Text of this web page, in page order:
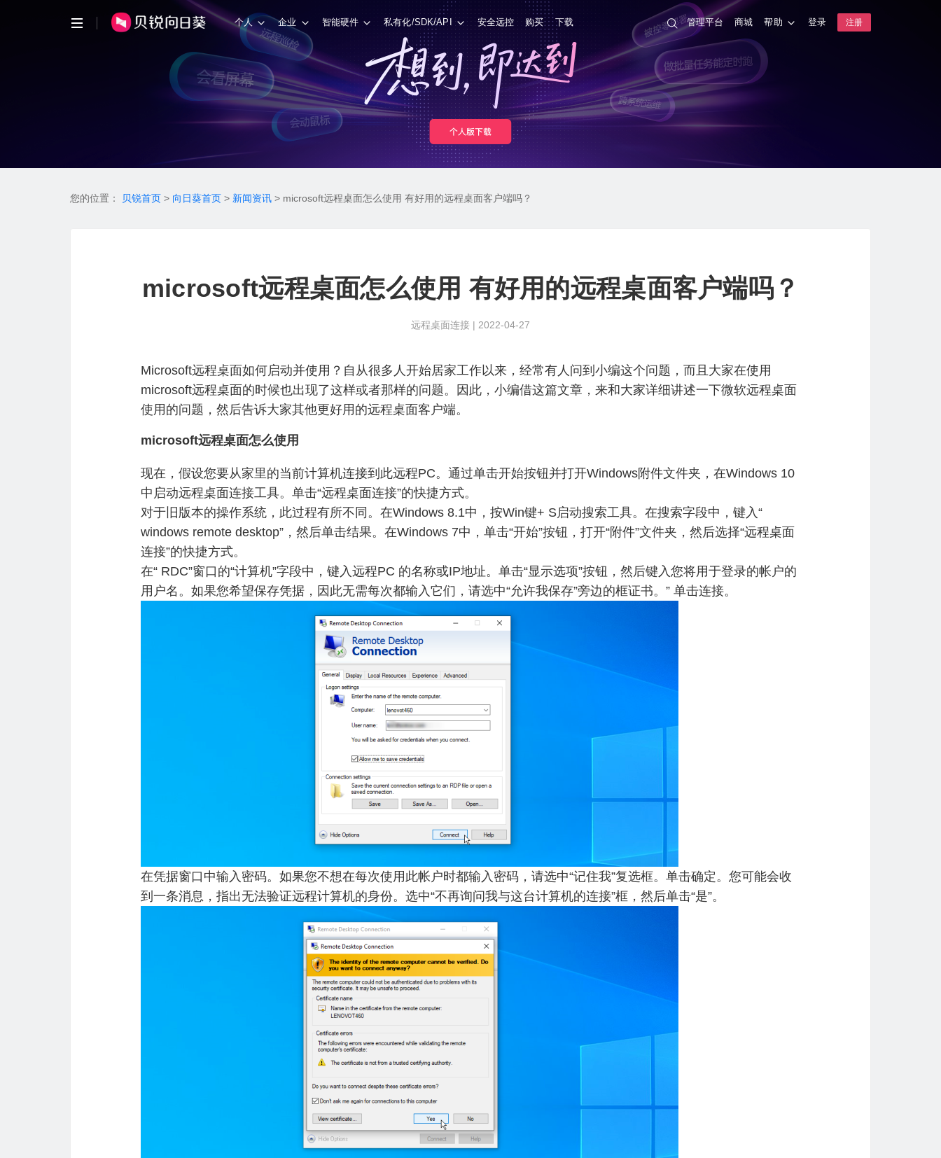
个人 企业 智能硬件 私有化/SDK/API 安全远控 购买 下载 管理平台 商城 帮助 登录 注册
您的位置： 贝锐首页 > 向日葵首页 > 新闻资讯 > microsoft远程桌面怎么使用 有好用的远程桌面客户端吗？
microsoft远程桌面怎么使用 有好用的远程桌面客户端吗？
远程桌面连接 | 2022-04-27
Microsoft远程桌面如何启动并使用？自从很多人开始居家工作以来，经常有人问到小编这个问题，而且大家在使用
microsoft远程桌面的时候也出现了这样或者那样的问题。因此，小编借这篇文章，来和大家详细讲述一下微软远程桌面
使用的问题，然后告诉大家其他更好用的远程桌面客户端。
microsoft远程桌面怎么使用
现在，假设您要从家里的当前计算机连接到此远程PC。通过单击开始按钮并打开Windows附件文件夹，在Windows 10
中启动远程桌面连接工具。单击“远程桌面连接”的快捷方式。
对于旧版本的操作系统，此过程有所不同。在Windows 8.1中，按Win键+ S启动搜索工具。在搜索字段中，键入“
windows remote desktop”，然后单击结果。在Windows 7中，单击“开始”按钮，打开“附件”文件夹，然后选择“远程桌面
连接”的快捷方式。
在“ RDC”窗口的“计算机”字段中，键入远程PC 的名称或IP地址。单击“显示选项”按钮，然后键入您将用于登录的帐户的
用户名。如果您希望保存凭据，因此无需每次都输入它们，请选中“允许我保存”旁边的框证书。” 单击连接。
在凭据窗口中输入密码。如果您不想在每次使用此帐户时都输入密码，请选中“记住我”复选框。单击确定。您可能会收
到一条消息，指出无法验证远程计算机的身份。选中“不再询问我与这台计算机的连接”框，然后单击“是”。